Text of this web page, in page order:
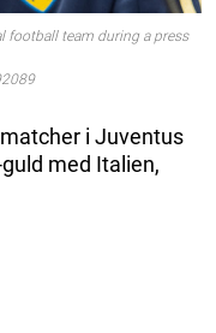
football team during a press
i Juventus
med Italien,